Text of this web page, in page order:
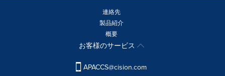
連絡先
製品紹介
概要
お客様のサービス
APACCS@cision.com